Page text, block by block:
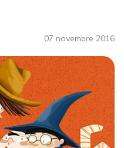
07 novembre 2016